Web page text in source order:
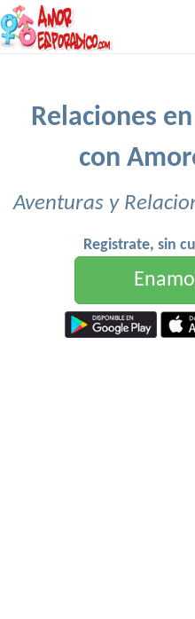
Relaciones
con
Aventuras y
Registrate, sin